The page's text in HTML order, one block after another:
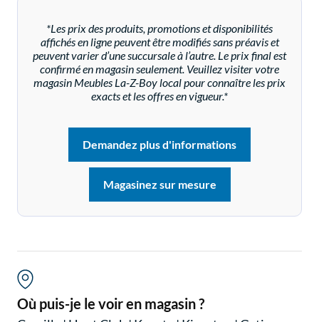
*Les prix des produits, promotions et disponibilités
affichés en ligne peuvent être modifiés sans préavis et
peuvent varier d’une succursale à l’autre. Le prix final est
confirmé en magasin seulement. Veuillez visiter votre
magasin Meubles La-Z-Boy local pour connaître les prix
exacts et les offres en vigueur.*
Demandez plus d'informations
Magasinez sur mesure
Où puis-je le voir en magasin ?